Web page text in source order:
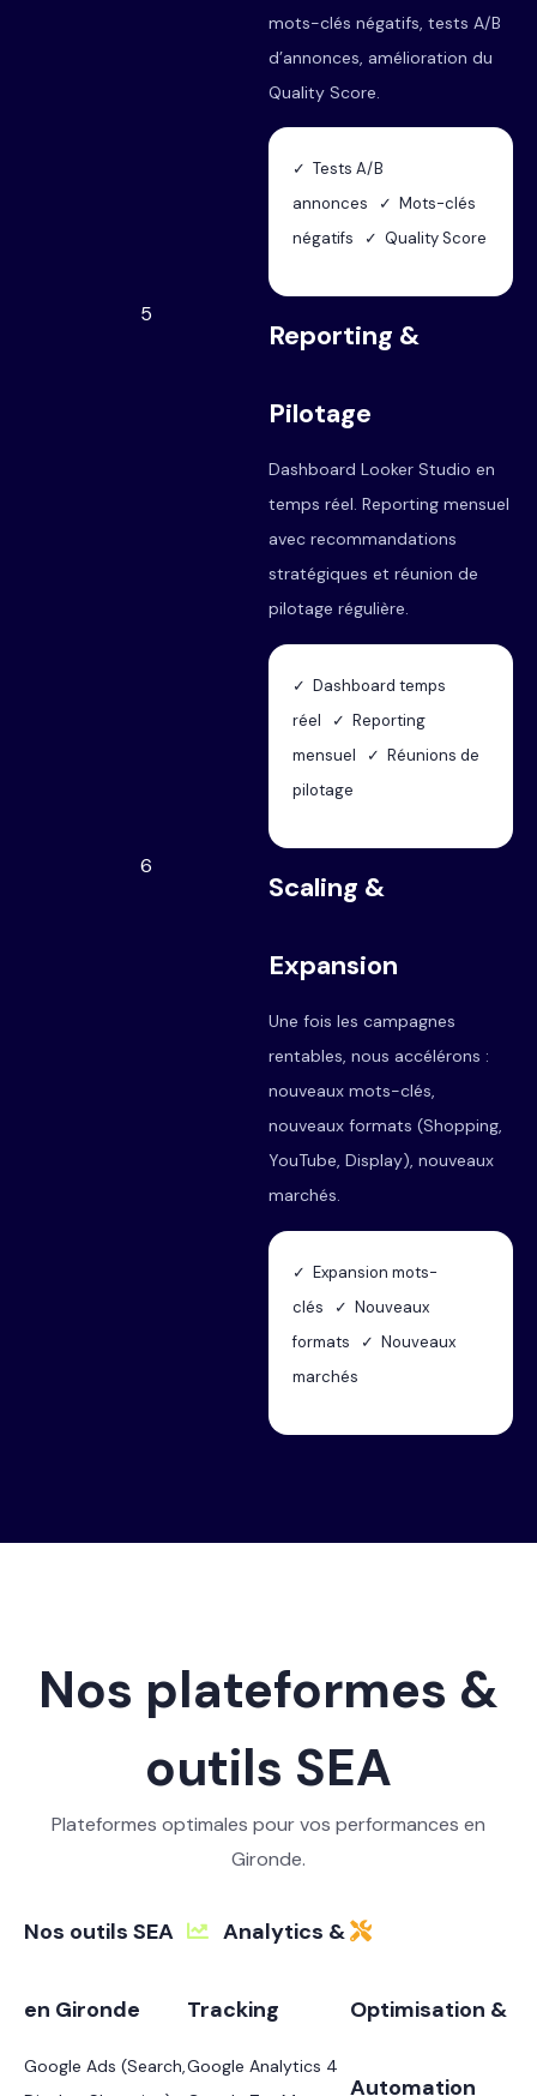
mots-clés négatifs, tests A/B
d’annonces, amélioration du
Quality Score.
✓ Tests A/B
annonces ✓ Mots-clés
négatifs ✓ Quality Score
5
Reporting &
Pilotage
Dashboard Looker Studio en
temps réel. Reporting mensuel
avec recommandations
stratégiques et réunion de
pilotage régulière.
✓ Dashboard temps
réel ✓ Reporting
mensuel ✓ Réunions de
pilotage
6
Scaling &
Expansion
Une fois les campagnes
rentables, nous accélérons :
nouveaux mots-clés,
nouveaux formats (Shopping,
YouTube, Display), nouveaux
marchés.
✓ Expansion mots-
clés ✓ Nouveaux
formats ✓ Nouveaux
marchés
Nos plateformes &
outils SEA
Plateformes optimales pour vos performances en
Gironde.
Nos outils SEA
en Gironde
Google Ads (Search,
Analytics &
Tracking
Google Analytics 4
Optimisation &
Automation